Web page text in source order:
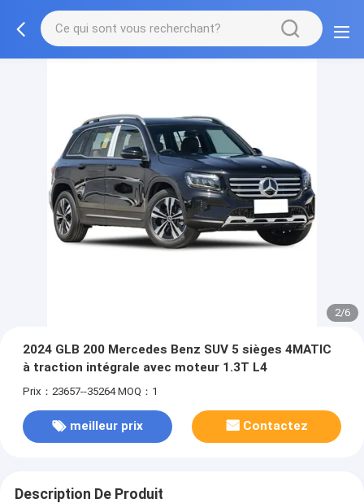
2/6
2024 GLB 200 Mercedes Benz SUV 5 sièges 4MATIC
à traction intégrale avec moteur 1.3T L4
Prix：23657--35264 MOQ：1
meilleur prix Contactez
Description De Produit